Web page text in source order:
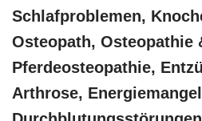
Schlafproblemen,
Osteopath, Osteopathie
Pferdeosteopathie,
Arthrose,